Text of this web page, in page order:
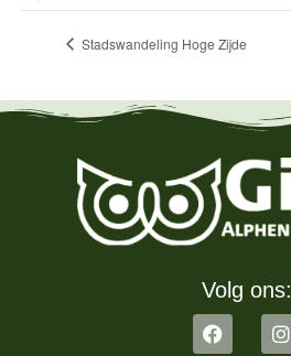
Stadswandeling Hoge Zijde
Volg ons: